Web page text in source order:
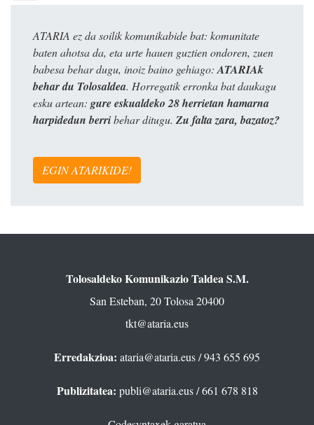
ATARIA ez da soilik komunikabide bat: komunitate
baten ahotsa da, eta urte hauen guztien ondoren, zuen
babesa behar dugu, inoiz baino gehiago: ATARIAk
behar du Tolosaldea. Horregatik erronka bat daukagu
esku artean: gure eskualdeko 28 herrietan hamarna
harpidedun berribehar ditugu. Zu falta zara, bazatoz?
EGIN ATARIKIDE!
Tolosaldeko Komunikazio Taldea S.M.
San Esteban, 20 Tolosa 20400
tkt@ataria.eus
Erredakzioa: ataria@ataria.eus/ 943 655 695
Publizitatea: publi@ataria.eus/ 661 678 818